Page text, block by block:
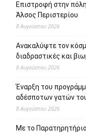
Επιστροφή στην
Άλσος Περιστερίου
8 Αυγούστου 2026
Ανακαλύψτε τον
διαδραστικές και
8 Αυγούστου 2026
Έναρξη του
αδέσποτων γατών
8 Αυγούστου 2026
Με το